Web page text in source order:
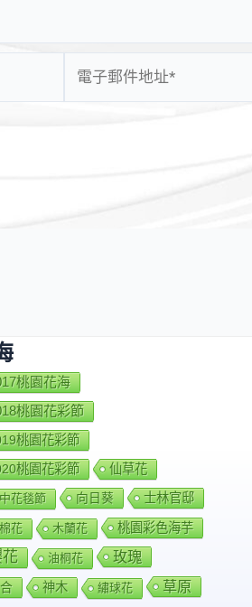
桃園花海
桃園花彩節
桃園花彩節
桃園花彩節
仙草花
花毯節 向日葵 士林官邸
花 木蘭花 桃園彩色海芋
油桐花 玫瑰
神木 繡球花 草原